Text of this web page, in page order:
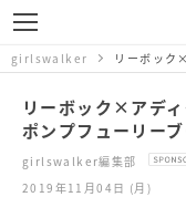
girlswalker
リーボック×アデ
ポンプフューリー
girlswalker編集部
2019年11月04日 (月)